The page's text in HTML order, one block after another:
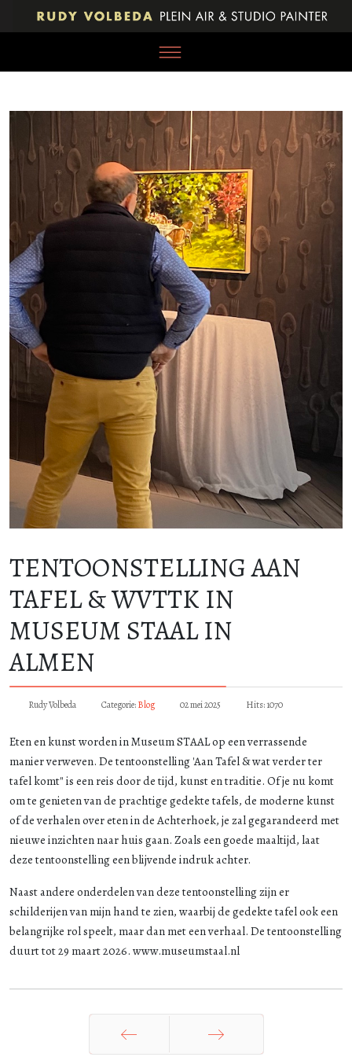
TENTOONSTELLING AAN
TAFEL & WVTTK IN
MUSEUM STAAL IN
ALMEN
Rudy Volbeda Categorie:Blog 02 mei 2025 Hits: 1070
Eten en kunst worden in Museum STAAL op een verrassende
manier verweven. De tentoonstelling 'Aan Tafel & wat verder ter
tafel komt" is een reis door de tijd, kunst en traditie. Of je nu komt
om te genieten van de prachtige gedekte tafels, de moderne kunst
of de verhalen over eten in de Achterhoek, je zal gegarandeerd met
nieuwe inzichten naar huis gaan. Zoals een goede maaltijd, laat
deze tentoonstelling een blijvende indruk achter.
Naast andere onderdelen van deze tentoonstelling zijn er
schilderijen van mijn hand te zien, waarbij de gedekte tafel ook een
belangrijke rol speelt, maar dan met een verhaal. De tentoonstelling
duurt tot 29 maart 2026. www.museumstaal.nl